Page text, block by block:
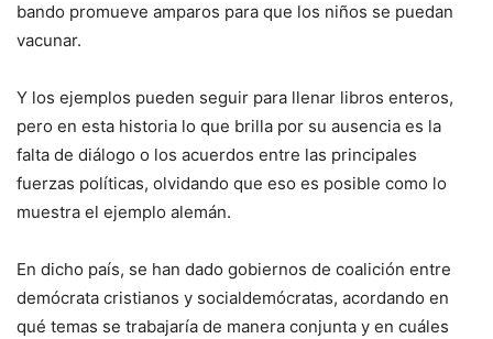
bando promueve amparos para que los niños se puedan
vacunar.
Y los ejemplos pueden seguir para llenar libros enteros,
pero en esta historia lo que brilla por su ausencia es la
falta de diálogo o los acuerdos entre las principales
fuerzas políticas, olvidando que eso es posible como lo
muestra el ejemplo alemán.
En dicho país, se han dado gobiernos de coalición entre
demócrata cristianos y socialdemócratas, acordando en
qué temas se trabajaría de manera conjunta y en cuáles